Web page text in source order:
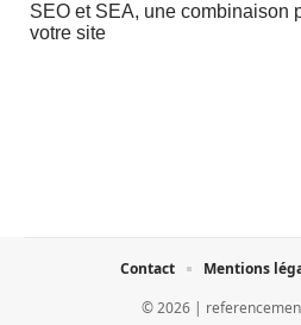
SEO et SEA, une combinaison
votre site
© 2026 |
Contact Mentions